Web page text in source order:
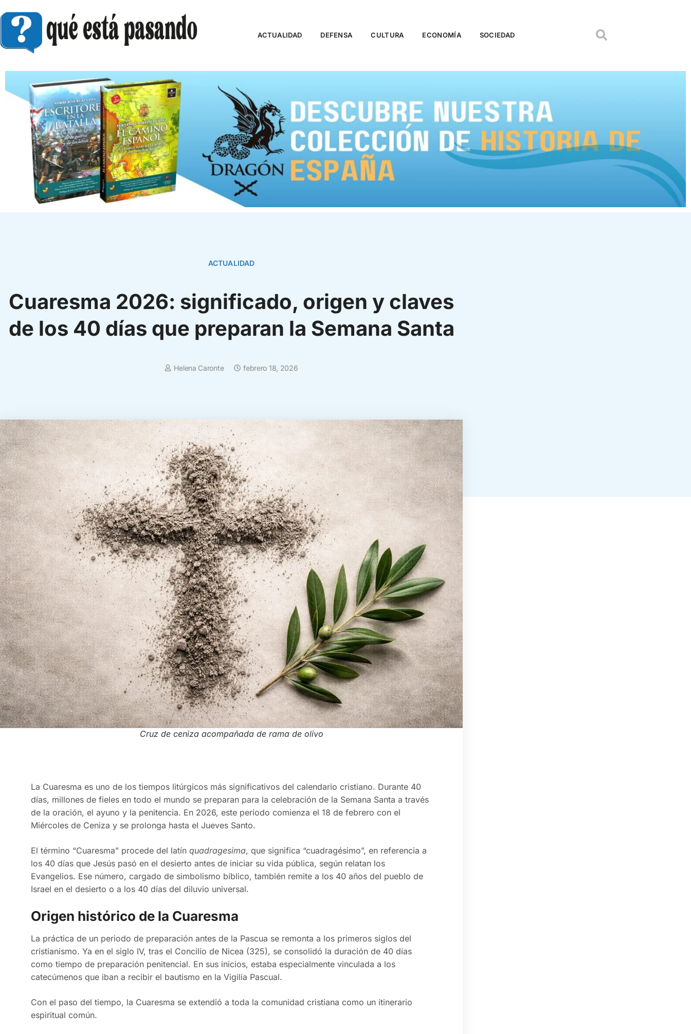
ACTUALIDAD DEFENSA CULTURA ECONOMÍA SOCIEDAD
ACTUALIDAD
Cuaresma 2026: significado, origen y claves
de los 40 días que preparan la Semana Santa
Helena Caronte febrero 18, 2026
Cruz de ceniza acompañada de rama de olivo
La Cuaresma es uno de los tiempos litúrgicos más significativos del calendario cristiano. Durante 40
días, millones de fieles en todo el mundo se preparan para la celebración de la Semana Santa a través
de la oración, el ayuno y la penitencia. En 2026, este periodo comienza el 18 de febrero con el
Miércoles de Ceniza y se prolonga hasta el Jueves Santo.
El término “Cuaresma” procede del latín quadragesima, que significa “cuadragésimo”, en referencia a
los 40 días que Jesús pasó en el desierto antes de iniciar su vida pública, según relatan los
Evangelios. Ese número, cargado de simbolismo bíblico, también remite a los 40 años del pueblo de
Israel en el desierto o a los 40 días del diluvio universal.
Origen histórico de la Cuaresma
La práctica de un periodo de preparación antes de la Pascua se remonta a los primeros siglos del
cristianismo. Ya en el siglo IV, tras el Concilio de Nicea (325), se consolidó la duración de 40 días
como tiempo de preparación penitencial. En sus inicios, estaba especialmente vinculada a los
catecúmenos que iban a recibir el bautismo en la Vigilia Pascual.
Con el paso del tiempo, la Cuaresma se extendió a toda la comunidad cristiana como un itinerario
espiritual común.